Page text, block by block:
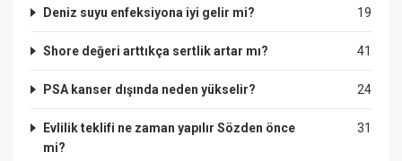
19
Deniz suyu enfeksiyona iyi gelir mi?
41
Shore değeri arttıkça sertlik artar mı?
24
PSA kanser dışında neden yükselir?
31
Evlilik teklifi ne zaman yapılır Sözden önce
mi?